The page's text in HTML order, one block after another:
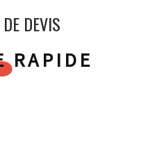
DEVIS
RAPIDE